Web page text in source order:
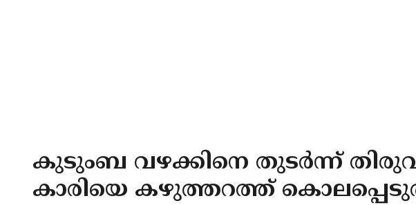
കുടുംബ വഴക്കിനെ തുടര്‍ന്ന്
കാരിയെ കഴുത്തറത്ത്